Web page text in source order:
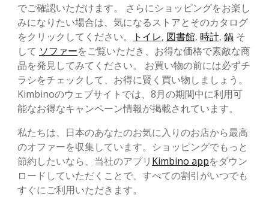
でご確認いただけます。 さらにショッピングをお楽し
みになりたい場合は、気になるストアとそのカタログ
をクリックしてください。
トイレ, 図書館, 時計, 鍋 そ
して ソファーをご覧いただき、お得な価格で素敵な商
品を発見してみてください。 お買い物の前には必ずチ
ラシをチェックして、お得に賢く買い物しましょう。
Kimbinoのウェブサイトでは、8月の期間中に利用可
能なお得なキャンペーン情報が掲載されています。
私たちは、日本のあなたのお気に入りのお店から最高
のオファーを収集しています。ショッピングでもっと
節約したいなら、当社のアプリ Kimbino appをダウン
ロードしていただくことで、すべての割引がいつでも
すぐにご利用いただきます。